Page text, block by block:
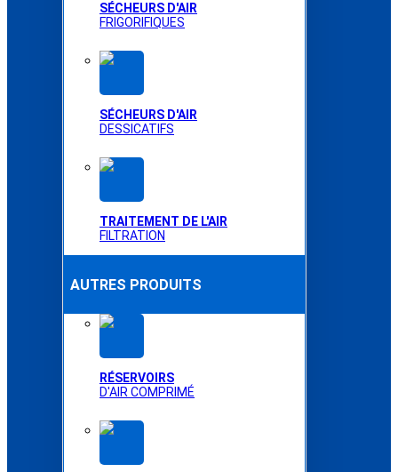
SÉCHEURS D'AIR
FRIGORIFIQUES
SÉCHEURS D'AIR
DESSICATIFS
TRAITEMENT DE L'AIR
FILTRATION
AUTRES PRODUITS
RÉSERVOIRS
D'AIR COMPRIMÉ